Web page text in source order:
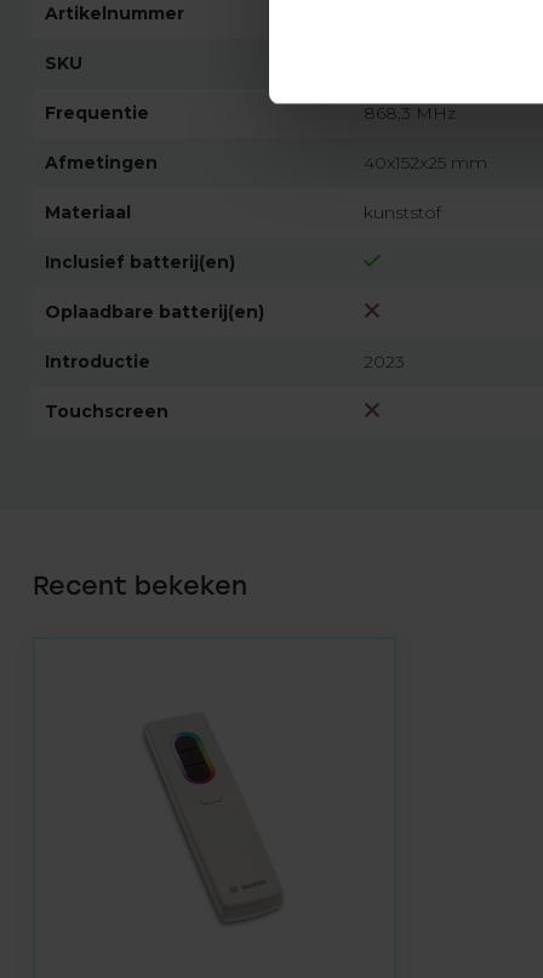
Artikelnummer
SKU
Frequentie 868,3 MHz
Afmetingen 40x152x25 mm
Materiaal kunststof
Inclusief batterij(en)
Oplaadbare batterij(en)
Introductie 2023
Touchscreen
Recent bekeken